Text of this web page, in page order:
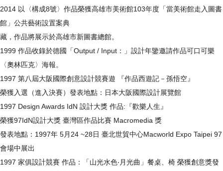
2014 以〈構成8號〉作品榮獲高雄市美術館103年度「當美術館走入圖書
館」公共藝術設置案典
藏，作品將展示於高雄市新圖書總館。
1999 作品收錄於德國「Output / Input：」設計年鑒邀請作品可口可樂
〈奧林匹克〉海報。
1997 第八屆大阪國際創意設計競賽遊 『作品西遊記－孫悟空』
榮獲入選（進入決賽）發表地點：日本大阪國際設計展覽館
1997 Design Awards IdN 設計大獎 作品:『歡樂人生』
榮獲97IdN設計大獎 臺灣區作品比賽 Macromedia 獎
發表地點：1997年 5月24 ~28日 臺北世貿中心Macworld Expo Taipei 97
會場中展出
1997 家俱設計競賽 作品：「山光水色‧月光曲」餐桌、椅 榮獲創意獎發